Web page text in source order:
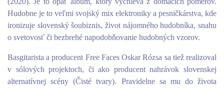
Hudobne je to veľmi svojský mix elektroniky a pesničkárstva, kde
ironizuje slovenský šoubiznis, život nájomného hudobníka, snahu
o svetovosť či bezbrehé napodobňovanie hudobných vzorov.
Basgitarista a producent Free Faces Oskar Rózsa sa tiež realizoval
v sólových projektoch, či ako producent nahrávok slovenskej
alternatívnej scény (Čisté tvary). Pravidelne sa mu do života